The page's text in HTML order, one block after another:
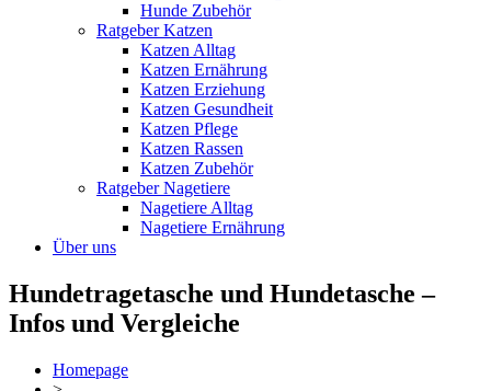
Hunde Zubehör
Ratgeber Katzen
Katzen Alltag
Katzen Ernährung
Katzen Erziehung
Katzen Gesundheit
Katzen Pflege
Katzen Rassen
Katzen Zubehör
Ratgeber Nagetiere
Nagetiere Alltag
Nagetiere Ernährung
Über uns
Hundetragetasche und Hundetasche –
Infos und Vergleiche
Homepage